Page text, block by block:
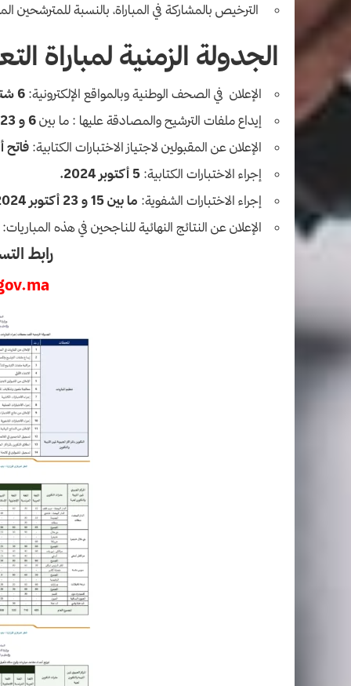
الترخيص بالمشاركة في المباراة، بالنسبة
الجدولة الزمنية لمباراة
الإعلان في الصحف الوطنية وبالمواقع الإلكترونية: 6 شتنبر 2024.
إيداع ملفات الترشيح والمصادقة عليها : ما بين 6 و 23 شتنبر 2024.
الإعلان عن المقبولين لاجتياز الاختبارات الكتابية: فاتح
إجراء الاختبارات الكتابية: 5 أكتوبر 2024.
إجراء الاختبارات الشفوية: ما بين 15 و 23 أكتوبر 2024.
الإعلان عن النتائج النهائية للناجحين في هذه المباريات:
رابط